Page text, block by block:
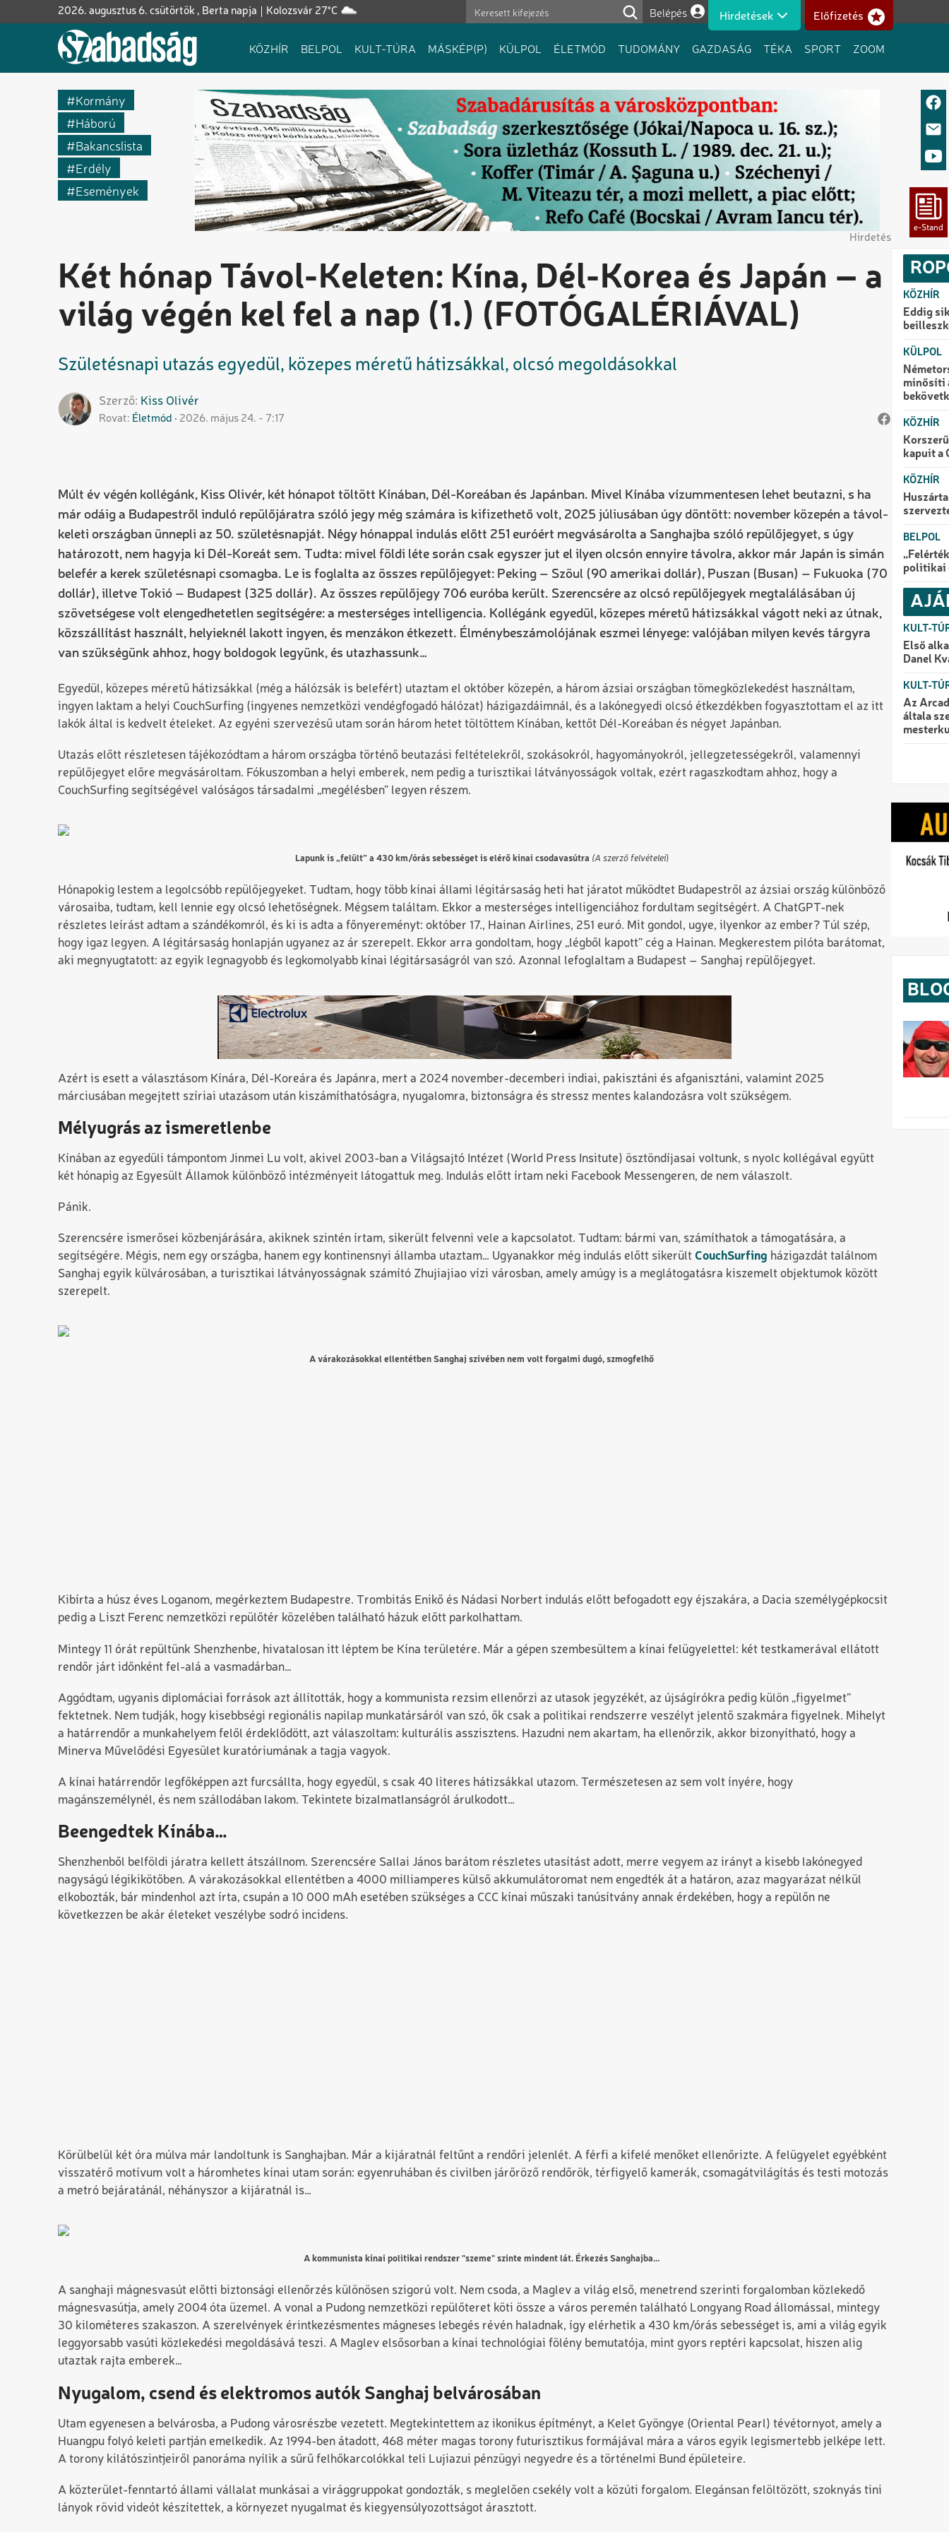
a
Kolozsvár 27°C
2026. augusztus 6. csütörtök , Berta napja
Felhasználói fiók menüje
Belépés Hirdetések Előfizetés
Fő
KÖZHÍR BELPOL KULT-TÚRA MÁSKÉP(P) KÜLPOL ÉLETMÓD TUDOMÁNY GAZDASÁG TÉKA SPORT ZOOM
Kormány
Háború
Bakancslista
Erdély
Események
Hirdetés
Két hónap Távol-Keleten: Kína, Dél-Korea és Japán – a
világ végén kel fel a nap (1.) (FOTÓGALÉRIÁVAL)
Születésnapi utazás egyedül, közepes méretű hátizsákkal, olcsó megoldásokkal
Szerző Kiss Olivér
Rovat Életmód 2026. május 24. - 7:17
Múlt év végén kollégánk, Kiss Olivér, két hónapot töltött Kínában, Dél-Koreában és Japánban. Mivel Kínába vízummentesen lehet beutazni, s ha
már odáig a Budapestről induló repülőjáratra szóló jegy még számára is kifizethető volt, 2025 júliusában úgy döntött: november közepén a távol-
keleti országban ünnepli az 50. születésnapját. Négy hónappal indulás előtt 251 euróért megvásárolta a Sanghajba szóló repülőjegyet, s úgy
határozott, nem hagyja ki Dél-Koreát sem. Tudta: mivel földi léte során csak egyszer jut el ilyen olcsón ennyire távolra, akkor már Japán is simán
belefér a kerek születésnapi csomagba. Le is foglalta az összes repülőjegyet: Peking – Szöul (90 amerikai dollár), Puszan (Busan) – Fukuoka (70
dollár), illetve Tokió – Budapest (325 dollár). Az összes repülőjegy 706 euróba került. Szerencsére az olcsó repülőjegyek megtalálásában új
szövetségese volt elengedhetetlen segítségére: a mesterséges intelligencia. Kollégánk egyedül, közepes méretű hátizsákkal vágott neki az útnak,
közszállítást használt, helyieknél lakott ingyen, és menzákon étkezett. Élménybeszámolójának eszmei lényege: valójában milyen kevés tárgyra
van szükségünk ahhoz, hogy boldogok legyünk, és utazhassunk…
Egyedül, közepes méretű hátizsákkal (még a hálózsák is belefért) utaztam el október közepén, a három ázsiai országban tömegközlekedést használtam,
ingyen laktam a helyi CouchSurfing (ingyenes nemzetközi vendégfogadó hálózat) házigazdáimnál, és a lakónegyedi olcsó étkezdékben fogyasztottam el az itt
lakók által is kedvelt ételeket. Az egyéni szervezésű utam során három hetet töltöttem Kínában, kettőt Dél-Koreában és négyet Japánban.
Utazás előtt részletesen tájékozódtam a három országba történő beutazási feltételekről, szokásokról, hagyományokról, jellegzetességekről, valamennyi
repülőjegyet előre megvásároltam. Fókuszomban a helyi emberek, nem pedig a turisztikai látványosságok voltak, ezért ragaszkodtam ahhoz, hogy a
CouchSurfing segítségével valóságos társadalmi „megélésben” legyen részem.
Lapunk is „felült” a 430 km/órás sebességet is elérő kínai csodavasútra (A szerző felvételei)
Hónapokig lestem a legolcsóbb repülőjegyeket. Tudtam, hogy több kínai állami légitársaság heti hat járatot működtet Budapestről az ázsiai ország különböző
városaiba, tudtam, kell lennie egy olcsó lehetőségnek. Mégsem találtam. Ekkor a mesterséges intelligenciához fordultam segítségért. A ChatGPT-nek
részletes leírást adtam a szándékomról, és ki is adta a főnyereményt: október 17., Hainan Airlines, 251 euró. Mit gondol, ugye, ilyenkor az ember? Túl szép,
hogy igaz legyen. A légitársaság honlapján ugyanez az ár szerepelt. Ekkor arra gondoltam, hogy „légből kapott” cég a Hainan. Megkerestem pilóta barátomat,
aki megnyugtatott: az egyik legnagyobb és legkomolyabb kínai légitársaságról van szó. Azonnal lefoglaltam a Budapest – Sanghaj repülőjegyet.
Azért is esett a választásom Kínára, Dél-Koreára és Japánra, mert a 2024 november-decemberi indiai, pakisztáni és afganisztáni, valamint 2025
márciusában megejtett szíriai utazásom után kiszámíthatóságra, nyugalomra, biztonságra és stressz mentes kalandozásra volt szükségem.
Mélyugrás az ismeretlenbe
Kínában az egyedüli támpontom Jinmei Lu volt, akivel 2003-ban a Világsajtó Intézet (World Press Insitute) ösztöndíjasai voltunk, s nyolc kollégával együtt
két hónapig az Egyesült Államok különböző intézményeit látogattuk meg. Indulás előtt írtam neki Facebook Messengeren, de nem válaszolt.
Pánik.
Szerencsére ismerősei közbenjárására, akiknek szintén írtam, sikerült felvenni vele a kapcsolatot. Tudtam: bármi van, számíthatok a támogatására, a
segítségére. Mégis, nem egy országba, hanem egy kontinensnyi államba utaztam… Ugyanakkor még indulás előtt sikerült CouchSurfing házigazdát találnom
Sanghaj egyik külvárosában, a turisztikai látványosságnak számító Zhujiajiao vízi városban, amely amúgy is a meglátogatásra kiszemelt objektumok között
szerepelt.
A várakozásokkal ellentétben Sanghaj szívében nem volt forgalmi dugó, szmogfelhő
Kibírta a húsz éves Loganom, megérkeztem Budapestre. Trombitás Enikő és Nádasi Norbert indulás előtt befogadott egy éjszakára, a Dacia személygépkocsit
pedig a Liszt Ferenc nemzetközi repülőtér közelében található házuk előtt parkolhattam.
Mintegy 11 órát repültünk Shenzhenbe, hivatalosan itt léptem be Kína területére. Már a gépen szembesültem a kínai felügyelettel: két testkamerával ellátott
rendőr járt időnként fel-alá a vasmadárban…
Aggódtam, ugyanis diplomáciai források azt állították, hogy a kommunista rezsim ellenőrzi az utasok jegyzékét, az újságírókra pedig külön „figyelmet”
fektetnek. Nem tudják, hogy kisebbségi regionális napilap munkatársáról van szó, ők csak a politikai rendszerre veszélyt jelentő szakmára figyelnek. Mihelyt
a határrendőr a munkahelyem felől érdeklődött, azt válaszoltam: kulturális asszisztens. Hazudni nem akartam, ha ellenőrzik, akkor bizonyítható, hogy a
Minerva Művelődési Egyesület kuratóriumának a tagja vagyok.
A kínai határrendőr legfőképpen azt furcsállta, hogy egyedül, s csak 40 literes hátizsákkal utazom. Természetesen az sem volt ínyére, hogy
magánszemélynél, és nem szállodában lakom. Tekintete bizalmatlanságról árulkodott…
Beengedtek Kínába…
Shenzhenből belföldi járatra kellett átszállnom. Szerencsére Sallai János barátom részletes utasítást adott, merre vegyem az irányt a kisebb lakónegyed
nagyságú légikikötőben. A várakozásokkal ellentétben a 4000 milliamperes külső akkumulátoromat nem engedték át a határon, azaz magyarázat nélkül
elkobozták, bár mindenhol azt írta, csupán a 10 000 mAh esetében szükséges a CCC kínai műszaki tanúsítvány annak érdekében, hogy a repülőn ne
következzen be akár életeket veszélybe sodró incidens.
Körülbelül két óra múlva már landoltunk is Sanghajban. Már a kijáratnál feltűnt a rendőri jelenlét. A férfi a kifelé menőket ellenőrizte. A felügyelet egyébként
visszatérő motívum volt a háromhetes kínai utam során: egyenruhában és civilben járőröző rendőrök, térfigyelő kamerák, csomagátvilágítás és testi motozás
a metró bejáratánál, néhányszor a kijáratnál is…
A kommunista kínai politikai rendszer "szeme" szinte mindent lát. Érkezés Sanghajba...
A sanghaji mágnesvasút előtti biztonsági ellenőrzés különösen szigorú volt. Nem csoda, a Maglev a világ első, menetrend szerinti forgalomban közlekedő
mágnesvasútja, amely 2004 óta üzemel. A vonal a Pudong nemzetközi repülőteret köti össze a város peremén található Longyang Road állomással, mintegy
30 kilométeres szakaszon. A szerelvények érintkezésmentes mágneses lebegés révén haladnak, így elérhetik a 430 km/órás sebességet is, ami a világ egyik
leggyorsabb vasúti közlekedési megoldásává teszi. A Maglev elsősorban a kínai technológiai fölény bemutatója, mint gyors reptéri kapcsolat, hiszen alig
utaztak rajta emberek…
Nyugalom, csend és elektromos autók Sanghaj belvárosában
Utam egyenesen a belvárosba, a Pudong városrészbe vezetett. Megtekintettem az ikonikus építményt, a Kelet Gyöngye (Oriental Pearl) tévétornyot, amely a
Huangpu folyó keleti partján emelkedik. Az 1994-ben átadott, 468 méter magas torony futurisztikus formájával mára a város egyik legismertebb jelképe lett.
A torony kilátószintjeiről panoráma nyílik a sűrű felhőkarcolókkal teli Lujiazui pénzügyi negyedre és a történelmi Bund épületeire.
A közterület-fenntartó állami vállalat munkásai a virággruppokat gondozták, s meglelően csekély volt a közúti forgalom. Elegánsan felöltözött, szoknyás tini
lányok rövid videót készítettek, a környezet nyugalmat és kiegyensúlyozottságot árasztott.
KÖZHÍR
Eddig
KÜLPOL
minősíti
KÖZHÍR
kapuit a
KÖZHÍR
BELPOL
politikai
KULT-
Első
Danel
KULT-
Az
általa